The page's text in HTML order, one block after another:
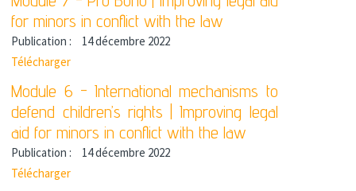
for minors in conflict with the law
Publication :
14 décembre 2022
Télécharger
Module 6 - International mechanisms to
defend children’s rights | Improving legal
aid for minors in conflict with the law
Publication :
14 décembre 2022
Télécharger